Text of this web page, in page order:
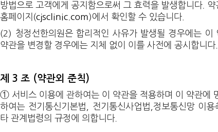
방법으로 고객에게 공지함으로써 그 효력을 발생합니다.
홈페이지(cjsclinic.com)에서 확인할 수 있습니다.
(2) 청정선한의원은 합리적인 사유가 발생될 경우에는 이
약관을 변경할 경우에는 지체 없이 이를 사전에 공시합니다.
제 3 조 (약관외 준칙)
① 서비스 이용에 관하여는 이 약관을 적용하며 이 약관에
하여는 전기통신기본법, 전기통신사업법,정보통신망 이
타 관계법령의 규정에 의합니다.